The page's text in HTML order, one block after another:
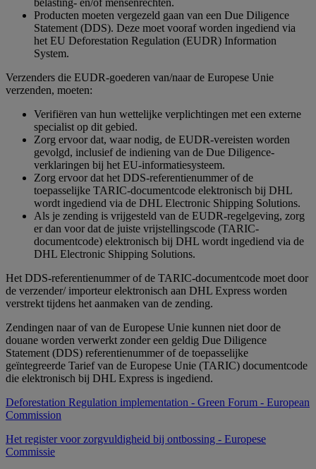
belasting- en/of mensenrechten.
Producten moeten vergezeld gaan van een Due Diligence
Statement (DDS). Deze moet vooraf worden ingediend via
het EU Deforestation Regulation (EUDR) Information
System.
Verzenders die EUDR-goederen van/naar de Europese Unie
verzenden, moeten:
Verifiëren van hun wettelijke verplichtingen met een externe
specialist op dit gebied.
Zorg ervoor dat, waar nodig, de EUDR-vereisten worden
gevolgd, inclusief de indiening van de Due Diligence-
verklaringen bij het EU-informatiesysteem.
Zorg ervoor dat het DDS-referentienummer of de
toepasselijke TARIC-documentcode elektronisch bij DHL
wordt ingediend via de DHL Electronic Shipping Solutions.
Als je zending is vrijgesteld van de EUDR-regelgeving, zorg
er dan voor dat de juiste vrijstellingscode (TARIC-
documentcode) elektronisch bij DHL wordt ingediend via de
DHL Electronic Shipping Solutions.
Het DDS-referentienummer of de TARIC-documentcode moet door
de verzender/ importeur elektronisch aan DHL Express worden
verstrekt tijdens het aanmaken van de zending.
Zendingen naar of van de Europese Unie kunnen niet door de
douane worden verwerkt zonder een geldig Due Diligence
Statement (DDS) referentienummer of de toepasselijke
geïntegreerde Tarief van de Europese Unie (TARIC) documentcode
die elektronisch bij DHL Express is ingediend.
Deforestation Regulation implementation - Green Forum - European
Commission
Het register voor zorgvuldigheid bij ontbossing - Europese
Commissie